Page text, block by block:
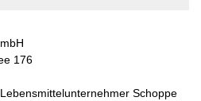
176
Schoppe